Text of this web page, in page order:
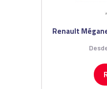
Renault